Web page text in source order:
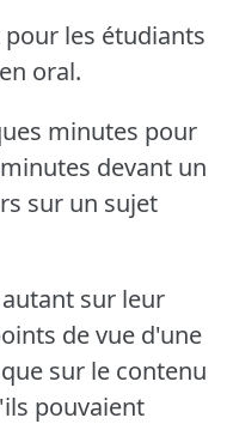
les étudiants
oral.
minutes pour
devant un
sur un sujet
sur leur
de vue d'une
sur le contenu
pouvaient